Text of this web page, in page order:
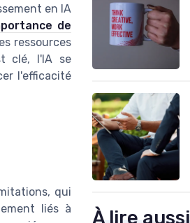
en IA
de
ressources
clé, l'IA se
l'efficacité
qui
liés à
À lire aussi